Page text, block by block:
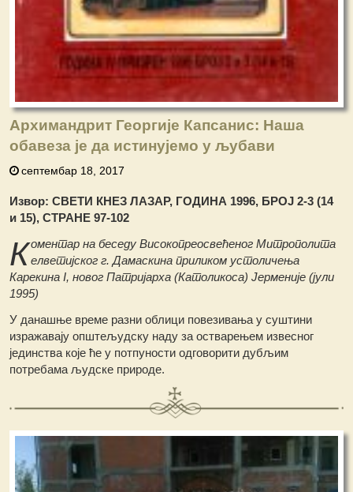
Архимандрит Георгије Капсанис: Наша
обавеза је да истинујемо у љубави
септембар 18, 2017
Извор: СВЕТИ КНЕЗ ЛАЗАР, ГОДИНА 1996, БРОЈ 2-3 (14
и 15), СТРАНЕ 97-102
Коментар на беседу Високопреосвећеног Митрополита
елветијског г. Дамаскина приликом устоличења
Карекина I, новог Патријарха (Католикоса) Јерменије (јули
1995)
У данашње време разни облици повезивања у суштини
изражавају општељудску наду за остварењем извесног
јединства које ће у потпуности одговорити дубљим
потребама људске природе.